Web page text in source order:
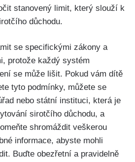
stanovený limit, který slouží k
důchodu.
se specifickými zákony a
protože každý systém
se může lišit. Pokud vám dítě
tyto podmínky, můžete se
nebo státní instituci, která je
sirotčího důchodu, a
shromáždit veškerou
informace, abyste mohli
Buďte obezřetní a pravidelně